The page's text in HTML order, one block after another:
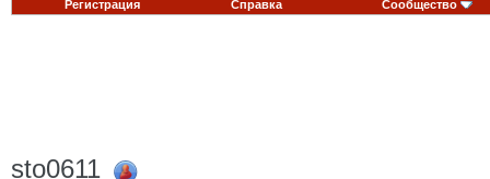
Регистрация Справка Сообщество
sto0611